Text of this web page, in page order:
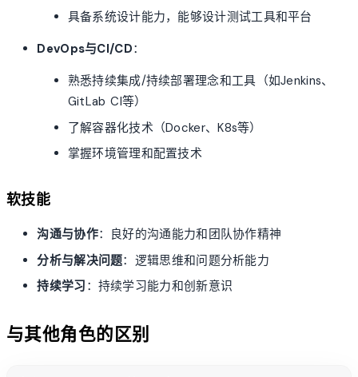
具备系统设计能力，能够设计测试工具和平台
DevOps与CI/CD：
熟悉持续集成/持续部署理念和工具（如Jenkins、
GitLab CI等）
了解容器化技术（Docker、K8s等）
掌握环境管理和配置技术
软技能
沟通与协作：良好的沟通能力和团队协作精神
分析与解决问题：逻辑思维和问题分析能力
持续学习 ：持续学习能力和创新意识
与其他角色的区别